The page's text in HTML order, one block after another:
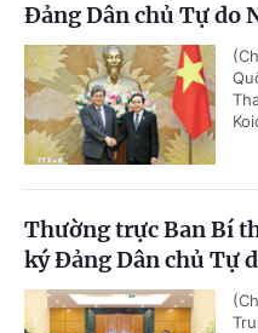
Đảng Dân chủ Tự do
Thường trực Ban Bí
ký Đảng Dân chủ Tự